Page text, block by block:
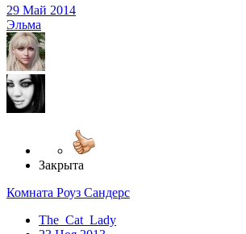
29 Май 2014
Эльма
Закрыта
Комната Роуз Сандерс
The_Cat_Lady